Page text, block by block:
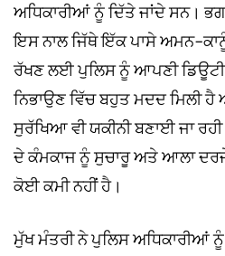
ਅਧਿਕਾਰੀਆਂ ਨੂੰ ਦਿੱਤੇ ਜਾਂਦੇ ਸਨ।
ਇਸ ਨਾਲ ਜਿੱਥੇ ਇੱਕ ਪਾਸੇ ਅਮਨ-
ਰੱਖਣ ਲਈ ਪੁਲਿਸ ਨੂੰ ਆਪਣੀ ਡਿਊਟੀ
ਨਿਭਾਉਣ ਵਿੱਚ ਬਹੁਤ ਮਦਦ ਮਿਲੀ ਹੈ
ਸੁਰੱਖਿਆ ਵੀ ਯਕੀਨੀ ਬਣਾਈ ਜਾ
ਦੇ ਕੰਮਕਾਜ ਨੂੰ ਸੁਚਾਰੂ ਅਤੇ ਆਲਾ
ਕੋਈ ਕਮੀ ਨਹੀਂ ਹੈ।
ਮੁੱਖ ਮੰਤਰੀ ਨੇ ਪੁਲਿਸ ਅਧਿਕਾਰੀਆਂ